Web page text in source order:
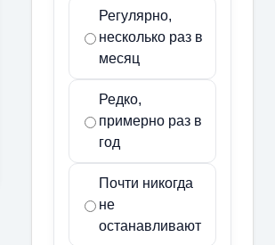
Регулярно,
несколько раз в
месяц
Редко,
примерно раз в
год
Почти никогда
не
останавливают